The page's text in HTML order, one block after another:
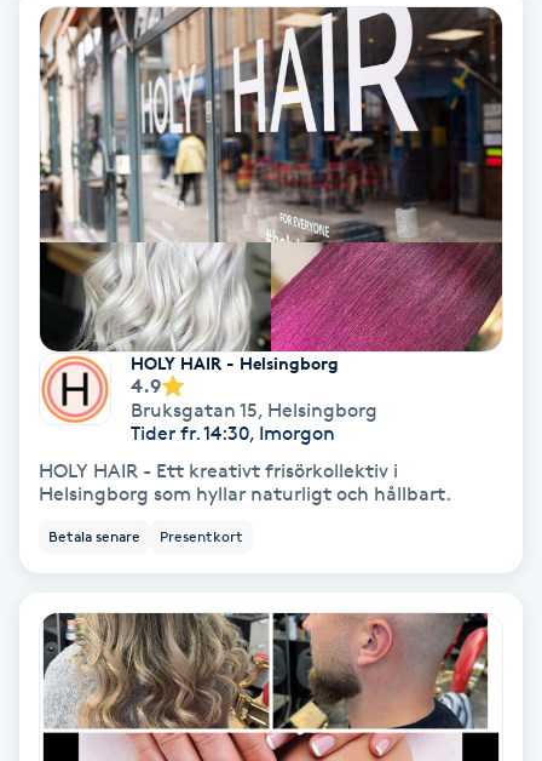
Fransfärgning
Fransförlängning
Fransförlängning Megavolym
Fransförlängning Volym
Fransk manikyr
Fransrengöring
Frisör
Funktionsanalys
HOLY HAIR - Helsingborg
4.9
Bruksgatan 15, Helsingborg
Tider fr. 14:30, Imorgon
HOLY HAIR - Ett kreativt frisörkollektiv i
Helsingborg som hyllar naturligt och hållbart.
Betala senare Presentkort